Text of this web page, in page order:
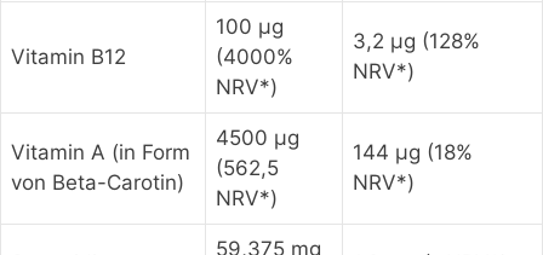
Vitamin B12
100 µg
(4000%
NRV*)
3,2 µg (128%
NRV*)
Vitamin A (in Form
von Beta-Carotin)
4500 µg
(562,5
NRV*)
144 µg (18%
NRV*)
59,375 mg